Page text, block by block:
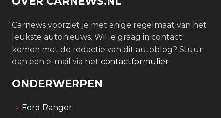
Carnews voorziet je met enige regelmaat van het
leukste autonieuws. Wil je graag in contact
komen met de redactie van dit autoblog? Stuur
dan een e-mail via het contactformulier
ONDERWERPEN
Ford Ranger